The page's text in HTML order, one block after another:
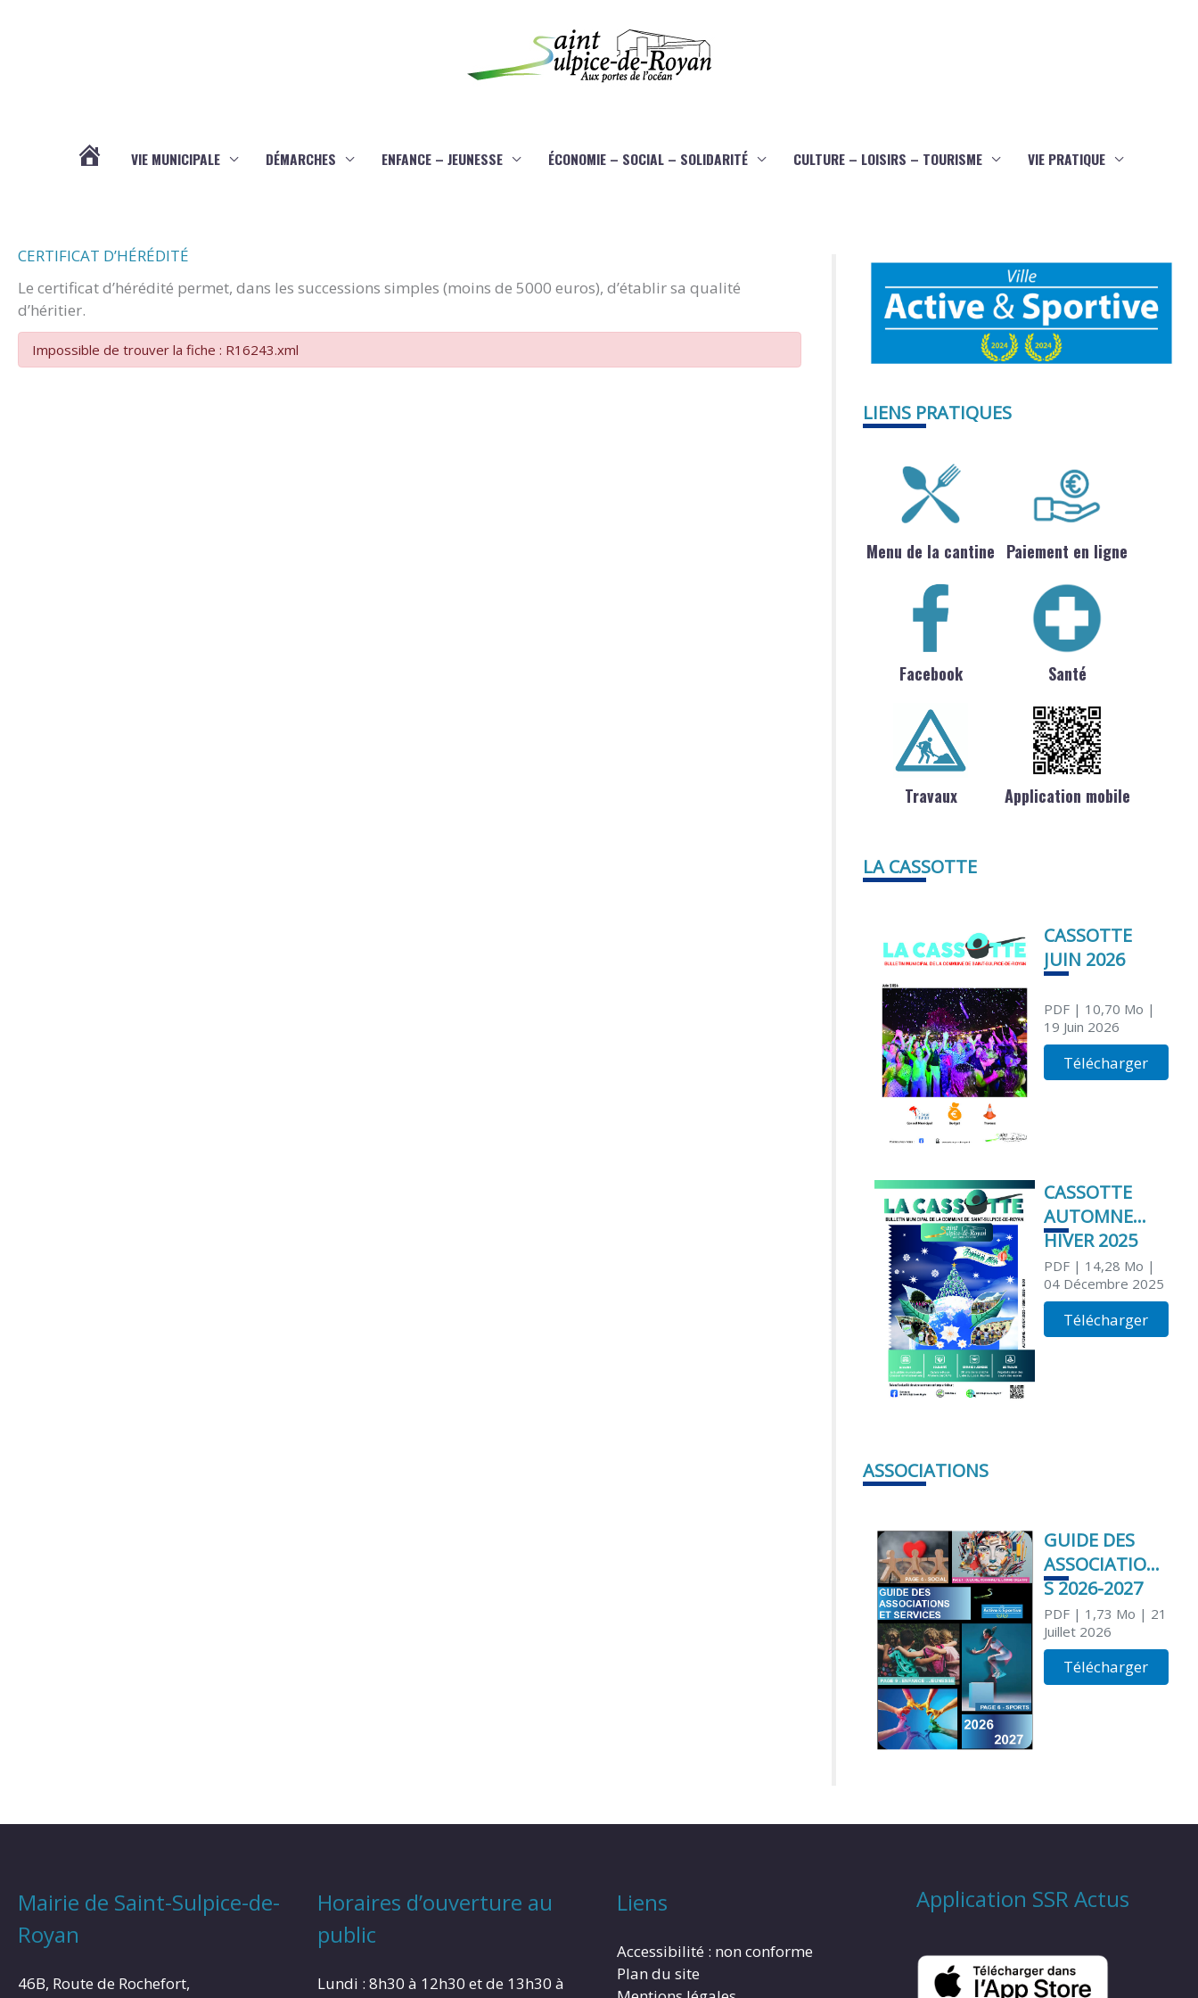
VIE MUNICIPALE DÉMARCHES ENFANCE – JEUNESSE ÉCONOMIE – SOCIAL – SOLIDARITÉ CULTURE – LOISIRS – TOURISME VIE PRATIQUE
CERTIFICAT D’HÉRÉDITÉ
Le certificat d’hérédité permet, dans les successions simples (moins de 5000 euros), d’établir sa qualité
d’héritier.
Impossible de trouver la fiche : R16243.xml
LIENS PRATIQUES
Menu de la cantine Paiement en ligne
Facebook Santé
Travaux Application mobile
LA CASSOTTE
CASSOTTE
JUIN 2026
PDF| 10,70 Mo |
19 Juin 2026
Télécharger
CASSOTTE
AUTOMNE
HIVER 2025
PDF| 14,28 Mo |
04 Décembre 2025
Télécharger
ASSOCIATIONS
GUIDE DES
ASSOCIATION
S 2026-2027
PDF| 1,73 Mo | 21
Juillet 2026
Télécharger
Mairie de Saint-Sulpice-de-
Royan
46B, Route de Rochefort,
Horaires d’ouverture au
public
Lundi : 8h30 à 12h30 et de 13h30 à
Liens
Accessibilité : non conforme
Plan du site
Application SSR Actus